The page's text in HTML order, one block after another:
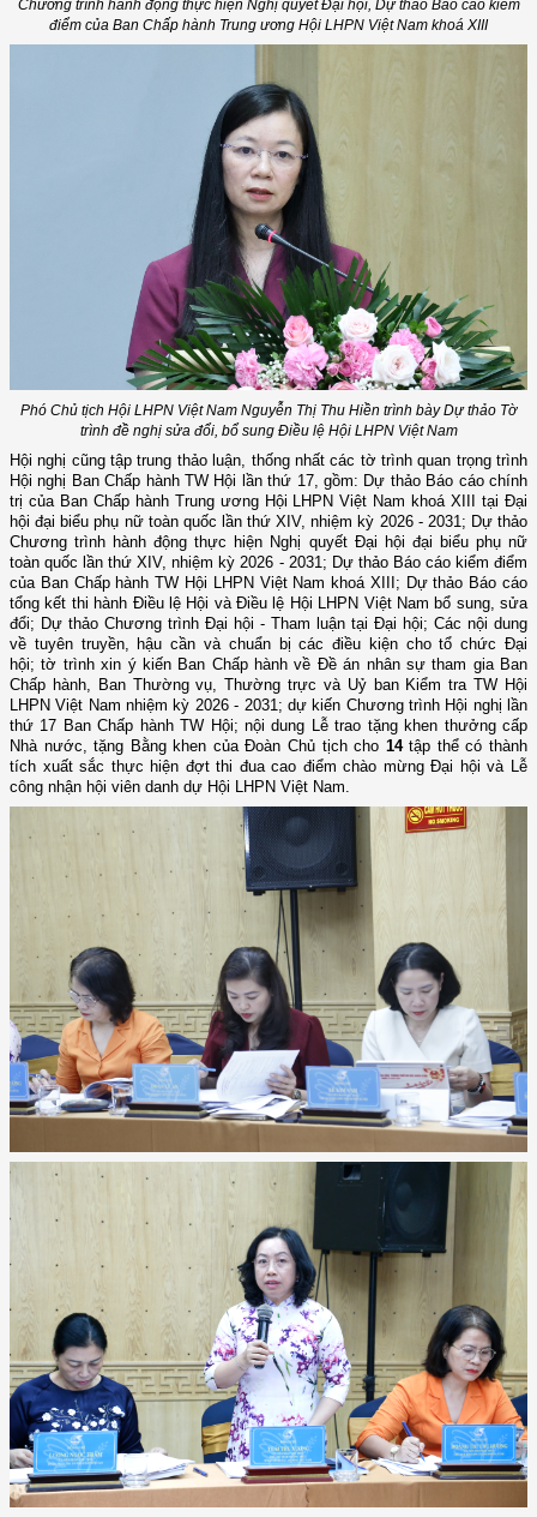
Chương trình hành động thực hiện Nghị quyết Đại hội, Dự thảo Báo cáo kiểm
điểm của Ban Chấp hành Trung ương Hội LHPN Việt Nam khoá XIII
Phó Chủ tịch Hội LHPN Việt Nam Nguyễn Thị Thu Hiền trình bày Dự thảo Tờ
trình đề nghị sửa đổi, bổ sung Điều lệ Hội LHPN Việt Nam
Hội nghị cũng tập trung thảo luận, thống nhất các tờ trình quan trọng trình
Hội nghị Ban Chấp hành TW Hội lần thứ 17, gồm: Dự thảo Báo cáo chính
trị của Ban Chấp hành Trung ương Hội LHPN Việt Nam khoá XIII tại Đại
hội đại biểu phụ nữ toàn quốc lần thứ XIV, nhiệm kỳ 2026 - 2031; Dự thảo
Chương trình hành động thực hiện Nghị quyết Đại hội đại biểu phụ nữ
toàn quốc lần thứ XIV, nhiệm kỳ 2026 - 2031; Dự thảo Báo cáo kiểm điểm
của Ban Chấp hành TW Hội LHPN Việt Nam khoá XIII; Dự thảo Báo cáo
tổng kết thi hành Điều lệ Hội và Điều lệ Hội LHPN Việt Nam bổ sung, sửa
đổi; Dự thảo Chương trình Đại hội - Tham luận tại Đại hội; Các nội dung
về tuyên truyền, hậu cần và chuẩn bị các điều kiện cho tổ chức Đại
hội; tờ trình xin ý kiến Ban Chấp hành về Đề án nhân sự tham gia Ban
Chấp hành, Ban Thường vụ, Thường trực và Uỷ ban Kiểm tra TW Hội
LHPN Việt Nam nhiệm kỳ 2026 - 2031; dự kiến Chương trình Hội nghị lần
thứ 17 Ban Chấp hành TW Hội; nội dung Lễ trao tặng khen thưởng cấp
Nhà nước, tặng Bằng khen của Đoàn Chủ tịch cho 14tập thể có thành
tích xuất sắc thực hiện đợt thi đua cao điểm chào mừng Đại hội và Lễ
công nhận hội viên danh dự Hội LHPN Việt Nam.